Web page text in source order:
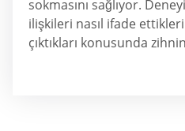
sokmasını sağlıyor.
ilişkileri nasıl ifade
çıktıkları konusunda